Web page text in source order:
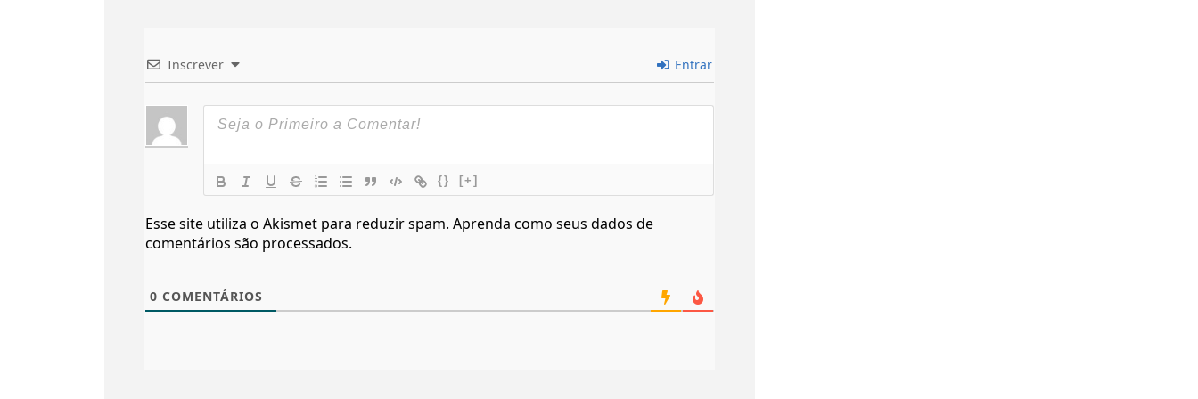
Inscrever Entrar
{} [+]
Esse site utiliza o Akismet para reduzir spam. Aprenda como seus dados de
comentários são processados.
0 COMENTÁRIOS